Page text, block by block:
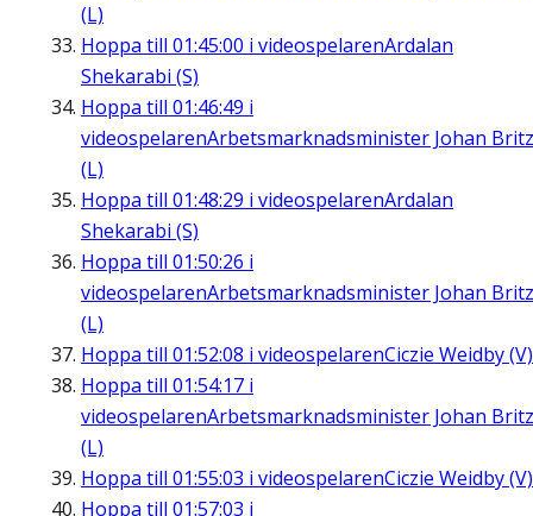
(L)
Hoppa till 01:45:00 i videospelarenArdalan
Shekarabi (S)
Hoppa till 01:46:49 i
videospelarenArbetsmarknadsminister Johan Britz
(L)
Hoppa till 01:48:29 i videospelarenArdalan
Shekarabi (S)
Hoppa till 01:50:26 i
videospelarenArbetsmarknadsminister Johan Britz
(L)
Hoppa till 01:52:08 i videospelarenCiczie Weidby (V)
Hoppa till 01:54:17 i
videospelarenArbetsmarknadsminister Johan Britz
(L)
Hoppa till 01:55:03 i videospelarenCiczie Weidby (V)
Hoppa till 01:57:03 i